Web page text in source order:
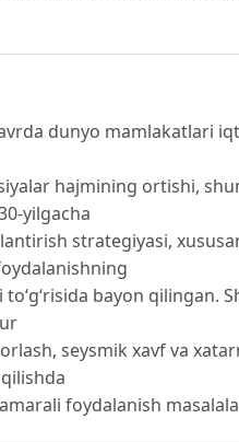
dunyo mamlakatlari
hajmining ortishi,
yilgacha
strategiyasi,
to‘g‘risida bayon
seysmik xavf va
foydalanish